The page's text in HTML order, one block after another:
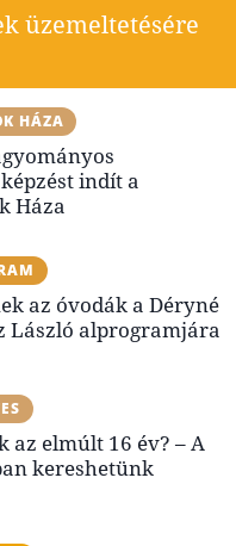
üzemeltetésére
HÁZA
indít a
Háza
az óvodák a Déryné
László alprogramjára
az elmúlt 16 év? – A
kereshetünk